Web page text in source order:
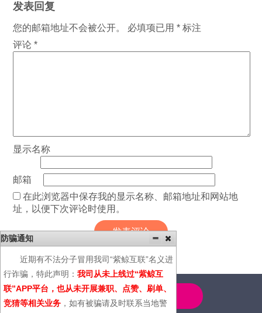
发表回复
您的邮箱地址不会被公开。 必填项已用* 标注
评论*
显示名称
邮箱
在此浏览器中保存我的显示名称、邮箱地址和网站地
址，以便下次评论时使用。
4000-600-366
防骗通知
近期有不法分子冒用我司“紫鲸互联”名义进
行诈骗，特此声明： 我司从未上线过“紫鲸互
联”APP平台，也从未开展兼职、点赞、刷单、
竞猜等相关业务 ，如有被骗请及时联系当地警